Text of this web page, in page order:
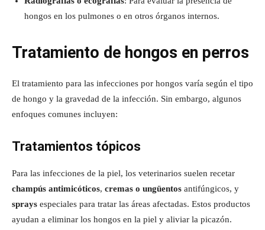
hongos en los pulmones o en otros órganos internos.
Tratamiento de hongos en perros
El tratamiento para las infecciones por hongos varía según el tipo
de hongo y la gravedad de la infección. Sin embargo, algunos
enfoques comunes incluyen:
Tratamientos tópicos
Para las infecciones de la piel, los veterinarios suelen recetar
champús antimicóticos, cremas o ungüentos antifúngicos, y
sprays especiales para tratar las áreas afectadas. Estos productos
ayudan a eliminar los hongos en la piel y aliviar la picazón.